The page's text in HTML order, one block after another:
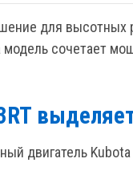
для высотных
сочетает
двигатель